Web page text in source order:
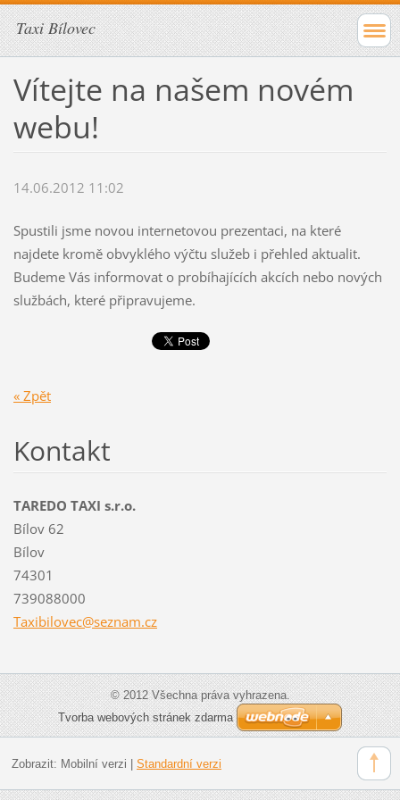
Taxi Bílovec
Vítejte na našem novém
webu!
14.06.2012 11:02
Spustili jsme novou internetovou prezentaci, na které
najdete kromě obvyklého výčtu služeb i přehled aktualit.
Budeme Vás informovat o probíhajících akcích nebo nových
službách, které připravujeme.
« Zpět
Kontakt
TAREDO TAXI s.r.o.
Bílov 62
Bílov
74301
739088000
Taxibilovec@seznam.cz
© 2012 Všechna práva vyhrazena.
Tvorba webových stránek zdarma
Zobrazit: Mobilní verzi Standardní verzi